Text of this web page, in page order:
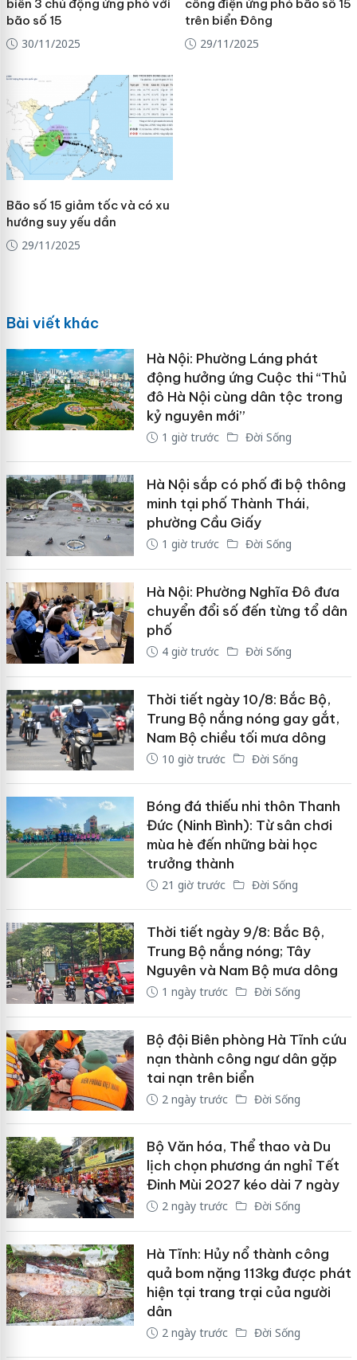
biển 3 chủ động ứng phó với
bão số 15
30/11/2025
công điện ứng phó bão số 15
trên biển Đông
29/11/2025
Bão số 15 giảm tốc và có xu
hướng suy yếu dần
29/11/2025
Bài viết khác
Hà Nội: Phường Láng phát
động hưởng ứng Cuộc thi “Thủ
đô Hà Nội cùng dân tộc trong
kỷ nguyên mới”
1 giờ trước Đời Sống
Hà Nội sắp có phố đi bộ thông
minh tại phố Thành Thái,
phường Cầu Giấy
1 giờ trước Đời Sống
Hà Nội: Phường Nghĩa Đô đưa
chuyển đổi số đến từng tổ dân
phố
4 giờ trước Đời Sống
Thời tiết ngày 10/8: Bắc Bộ,
Trung Bộ nắng nóng gay gắt,
Nam Bộ chiều tối mưa dông
10 giờ trước Đời Sống
Bóng đá thiếu nhi thôn Thanh
Đức (Ninh Bình): Từ sân chơi
mùa hè đến những bài học
trưởng thành
21 giờ trước Đời Sống
Thời tiết ngày 9/8: Bắc Bộ,
Trung Bộ nắng nóng; Tây
Nguyên và Nam Bộ mưa dông
1 ngày trước Đời Sống
Bộ đội Biên phòng Hà Tĩnh cứu
nạn thành công ngư dân gặp
tai nạn trên biển
2 ngày trước Đời Sống
Bộ Văn hóa, Thể thao và Du
lịch chọn phương án nghỉ Tết
Đinh Mùi 2027 kéo dài 7 ngày
2 ngày trước Đời Sống
Hà Tĩnh: Hủy nổ thành công
quả bom nặng 113kg được phát
hiện tại trang trại của người
dân
2 ngày trước Đời Sống